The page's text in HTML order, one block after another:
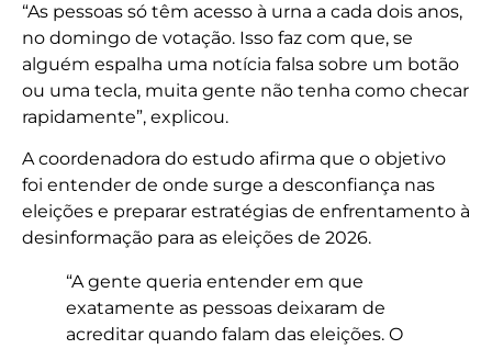
“As pessoas só têm acesso à urna a cada dois anos,
no domingo de votação. Isso faz com que, se
alguém espalha uma notícia falsa sobre um botão
ou uma tecla, muita gente não tenha como checar
rapidamente”, explicou.
A coordenadora do estudo afirma que o objetivo
foi entender de onde surge a desconfiança nas
eleições e preparar estratégias de enfrentamento à
desinformação para as eleições de 2026.
“A gente queria entender em que
exatamente as pessoas deixaram de
acreditar quando falam das eleições. O